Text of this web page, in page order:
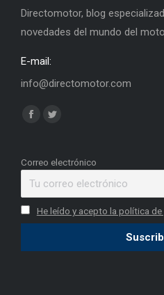
Directomotor, blog
novedades del mundo del
E-mail:
info@directomotor.com
Find us on:
Facebook
opens
window
Twitter
opens
window
Correo electrónico
He leído y acepto la política